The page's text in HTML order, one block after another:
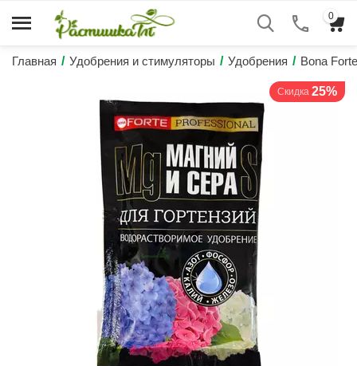
0
Главная / Удобрения и стимуляторы / Удобрения / Bona
Скидка 25%